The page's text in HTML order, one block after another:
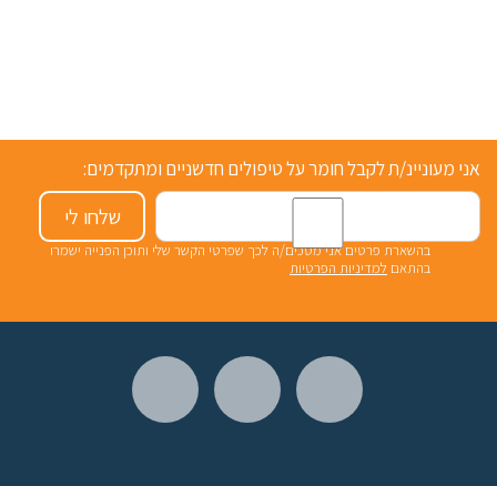
אני מעוניינ/ת לקבל חומר על טיפולים חדשניים ומתקדמים:
שלחו לי
בהשארת פרטים אני מסכים/ה לכך שפרטי הקשר שלי ותוכן הפנייה ישמרו
בהתאם למדיניות הפרטיות